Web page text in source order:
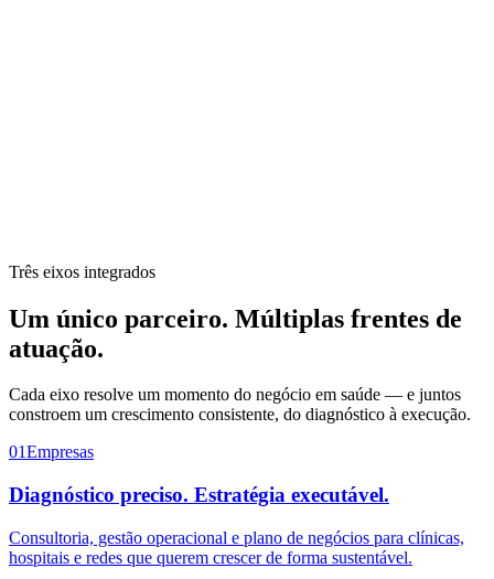
Três eixos integrados
Um único parceiro. Múltiplas frentes de
atuação.
Cada eixo resolve um momento do negócio em saúde — e juntos
constroem um crescimento consistente, do diagnóstico à execução.
01Empresas
Diagnóstico preciso. Estratégia executável.
Consultoria, gestão operacional e plano de negócios para clínicas,
hospitais e redes que querem crescer de forma sustentável.